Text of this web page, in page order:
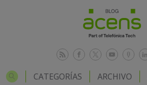
CATEGORÍAS ARCHIVO